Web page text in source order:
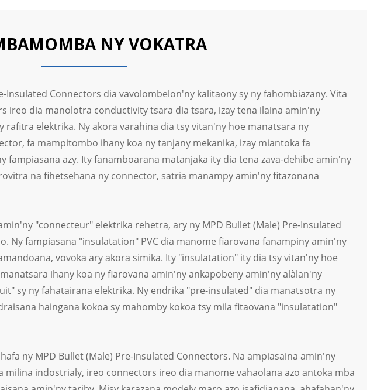
NY VOKATRA
Insulated Connectors dia vavolombelon'ny kalitaony sy ny fahombiazany. Vita
ireo dia manolotra conductivity tsara dia tsara, izay tena ilaina amin'ny
elektrika. Ny akora varahina dia tsy vitan'ny hoe manatsara ny
fa mampitombo ihany koa ny tanjany mekanika, izay miantoka fa
fampiasana azy. Ity fanamboarana matanjaka ity dia tena zava-dehibe amin'ny
na fihetsehana ny connector, satria manampy amin'ny fitazonana
"connecteur" elektrika rehetra, ary ny MPD Bullet (Male) Pre-Insulated
Ny fampiasana "insulatation" PVC dia manome fiarovana fanampiny amin'ny
vovoka ary akora simika. Ity "insulatation" ity dia tsy vitan'ny hoe
ihany koa ny fiarovana amin'ny ankapobeny amin'ny alàlan'ny
sy ny fahatairana elektrika. Ny endrika "pre-insulated" dia manatsotra ny
haingana kokoa sy mahomby kokoa tsy mila fitaovana "insulatation"
ny MPD Bullet (Male) Pre-Insulated Connectors. Na ampiasaina amin'ny
indostrialy, ireo connectors ireo dia manome vahaolana azo antoka mba